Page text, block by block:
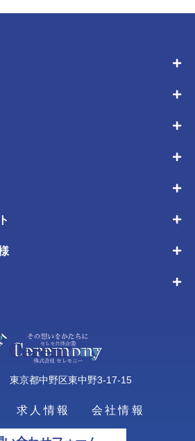
東京都中野区東中野3-17-15
求人情報 会社情報